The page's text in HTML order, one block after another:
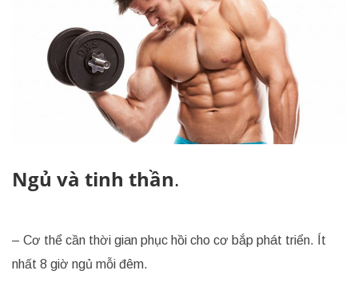
Ngủ và tinh thần.
– Cơ thể cần thời gian phục hồi cho cơ bắp phát triển. Ít
nhất 8 giờ ngủ mỗi đêm.